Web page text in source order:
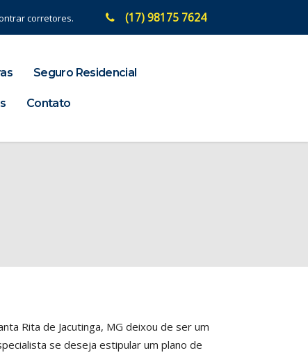
corretores. (17) 98175 7624
Seguro Residencial
Contato
Rita de Jacutinga, MG deixou de ser um
se deseja estipular um plano de